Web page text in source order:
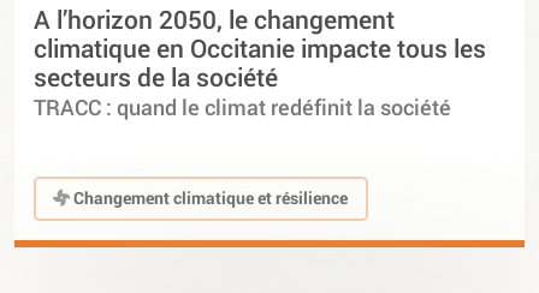
A l’horizon 2050, le changement
climatique en Occitanie impacte tous les
secteurs de la société
TRACC : quand le climat redéfinit la société
Changement climatique et résilience